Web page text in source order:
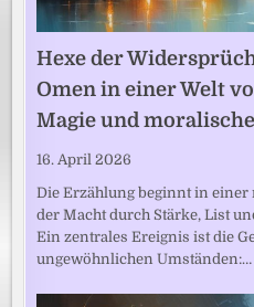
Hexe der
Omen in einer Welt
Magie und
16. April 2026
Die Erzählung beginnt in einer
der Macht durch Stärke, List
Ein zentrales Ereignis ist die
ungewöhnlichen